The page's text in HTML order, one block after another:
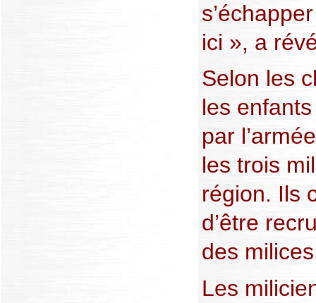
ici », a
Selon les
les
par
les trois
région. Ils
d’être
des
Les